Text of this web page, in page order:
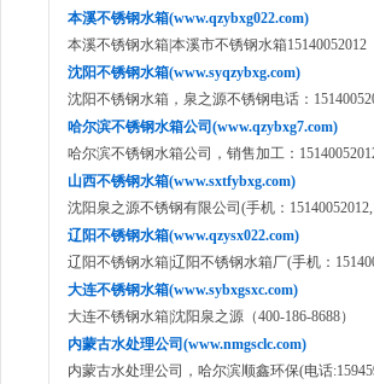
本溪不锈钢水箱(www.qzybxg022.com)
本溪不锈钢水箱|本溪市不锈钢水箱15140052012
沈阳不锈钢水箱(www.syqzybxg.com)
沈阳不锈钢水箱，泉之源不锈钢电话：
哈尔滨不锈钢水箱公司(www.qzybxg7.com)
哈尔滨不锈钢水箱公司，销售加工：
山西不锈钢水箱(www.sxtfybxg.com)
沈阳泉之源不锈钢有限公司(手机：
辽阳不锈钢水箱(www.qzysx022.com)
辽阳不锈钢水箱|辽阳不锈钢水箱厂(手机：
大连不锈钢水箱(www.sybxgsxc.com)
大连不锈钢水箱|沈阳泉之源（400-186-8688）
内蒙古水处理公司(www.nmgsclc.com)
内蒙古水处理公司，哈尔滨顺鑫环保(电话